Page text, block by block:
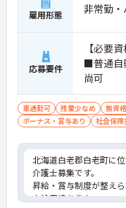
雇用形態 非常勤・
応募要件
【必要
■普通自
尚可
車通勤可 残業少なめ 無資
ボーナス・賞与あり
社会保険
北海道白老郡白老町に
介護士募集です。
昇給・賞与制度が整え
支給実績あり！